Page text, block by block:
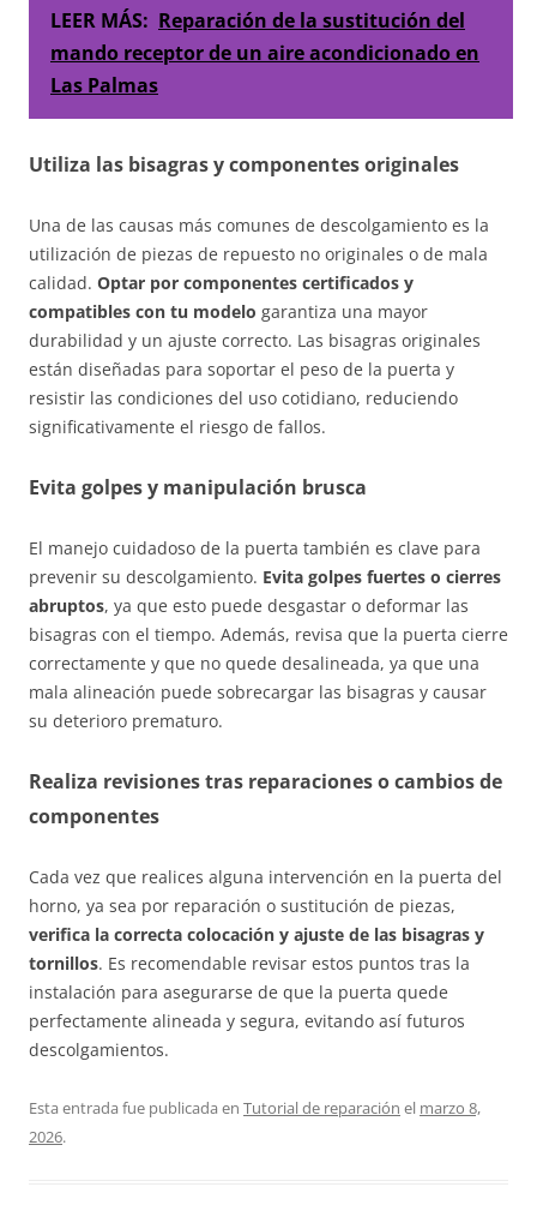
LEER MÁS: Reparación de la sustitución del
mando receptor de un aire acondicionado en
Las Palmas
Utiliza las bisagras y componentes originales
Una de las causas más comunes de descolgamiento es la
utilización de piezas de repuesto no originales o de mala
calidad. Optar por componentes certificados y
compatibles con tu modelo garantiza una mayor
durabilidad y un ajuste correcto. Las bisagras originales
están diseñadas para soportar el peso de la puerta y
resistir las condiciones del uso cotidiano, reduciendo
significativamente el riesgo de fallos.
Evita golpes y manipulación brusca
El manejo cuidadoso de la puerta también es clave para
prevenir su descolgamiento. Evita golpes fuertes o cierres
abruptos, ya que esto puede desgastar o deformar las
bisagras con el tiempo. Además, revisa que la puerta cierre
correctamente y que no quede desalineada, ya que una
mala alineación puede sobrecargar las bisagras y causar
su deterioro prematuro.
Realiza revisiones tras reparaciones o cambios de
componentes
Cada vez que realices alguna intervención en la puerta del
horno, ya sea por reparación o sustitución de piezas,
verifica la correcta colocación y ajuste de las bisagras y
tornillos. Es recomendable revisar estos puntos tras la
instalación para asegurarse de que la puerta quede
perfectamente alineada y segura, evitando así futuros
descolgamientos.
Esta entrada fue publicada en Tutorial de reparación el marzo 8,
2026.